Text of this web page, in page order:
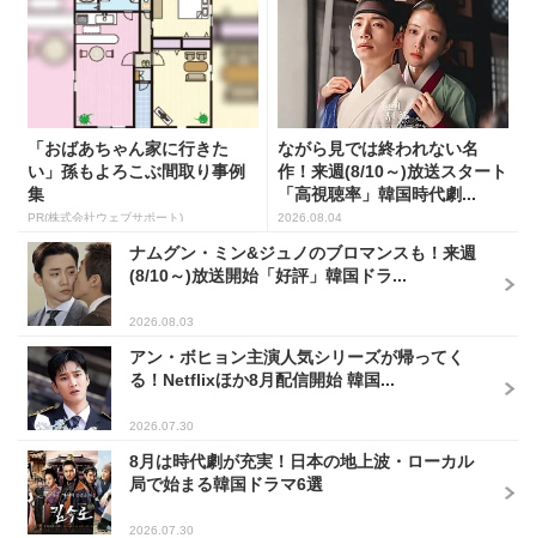
「おばあちゃん家に行きた
い」孫もよろこぶ間取り事例
集
PR(株式会社ウェブサポート)
ながら見では終われない名
作！来週(8/10～)放送スタート
「高視聴率」韓国時代劇...
2026.08.04
ナムグン・ミン&ジュノのブロマンスも！来週
(8/10～)放送開始「好評」韓国ドラ...
2026.08.03
アン・ボヒョン主演人気シリーズが帰ってく
る！Netflixほか8月配信開始 韓国...
2026.07.30
8月は時代劇が充実！日本の地上波・ローカル
局で始まる韓国ドラマ6選
2026.07.30